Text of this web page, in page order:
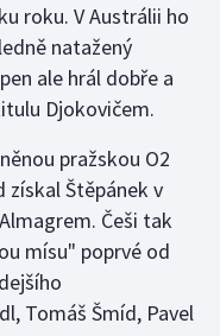
roku. V Austrálii ho
natažený
ale hrál dobře a
Djokovičem.
pražskou O2
získal Štěpánek v
Češi tak
mísu" poprvé od
Tomáš Šmíd, Pavel